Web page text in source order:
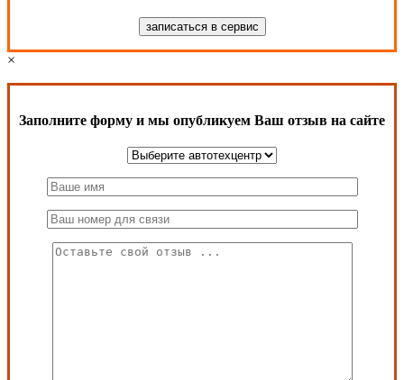
×
Заполните форму и мы опубликуем Ваш отзыв на сайте